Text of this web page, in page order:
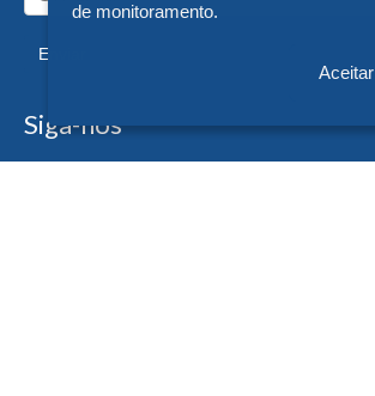
Enviar
Siga-nos
de monitoramento.